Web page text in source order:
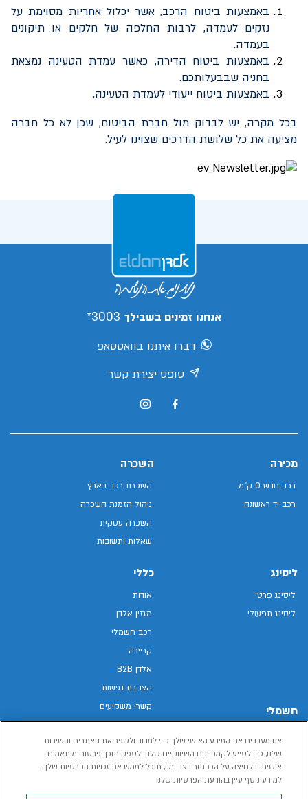
באמצעות ביטוח הרכב, אשר יכלול אחריות מסוימת על
נזקים לעמדה, לרבות החלפה של חלקים או תיקונים
בעמדה.
באמצעות ביטוח הדירה, כאשר עמדת הטעינה נמצאת
בחניה שבבעלותכם.
באמצעות ביטוח ייעודי לעמדת הטעינה.
בכל מקרה, יש לבדוק מול חברת הביטוח, שכן לא כל חברה
מציעה את כל שלושת הדרכים שצוינו לעיל.
אנחנו זמינים בשבילך 3003*
דברו איתנו בוואטסאפ
טופס יצירת קשר
מכירה
רכב חדש 0 ק"מ
רכב יד ראשונה
השכרה
השכרת רכב בארץ
ניהול הזמנת השכרה
השכרה עסקית
שאלות ותשובות
ליסינג
ליסינג פרטי
ליסינג תפעולי
חשמלי
רכב חשמלי
הכל על רכב חשמלי
כללי
אודות
מגזין אלדן
רכב חשמלי
קריירה
אלדן B2B
הצהרת נגישות
קשרי משקיעים
מפת האתר
מדיניות פרטיות
תנאי שימוש
אנו מעבדים את המידע האישי שלך כדי למדוד ולשפר את האתרים והשירות
שלנו, כדי לסייע לקמפיינים השיווקיים שלנו ולספק תוכן ופרסום מותאמים
אישית. בלחיצה על הכפתור בצד ימין, תוכל לממש את זכויות הפרטיות שלך.
למידע נוסף עיין בהודעת הפרטיות שלנו